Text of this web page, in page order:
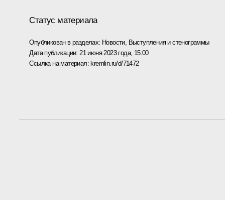
Статус материала
Опубликован в разделах: Новости, Выступления и стенограммы
Дата публикации: 21 июня 2023 года, 15:00
Ссылка на материал: kremlin.ru/d/71472